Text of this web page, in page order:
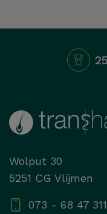
Wolput 30
5251 CG Vlijmen
073 - 68 47 311